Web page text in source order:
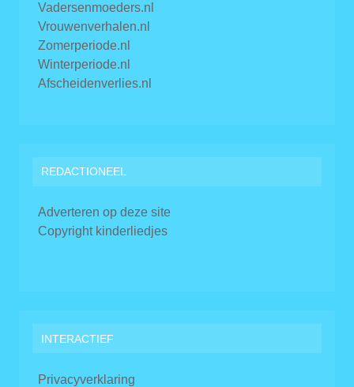
Vadersenmoeders.nl
Vrouwenverhalen.nl
Zomerperiode.nl
Winterperiode.nl
Afscheidenverlies.nl
REDACTIONEEL
Adverteren op deze site
Copyright kinderliedjes
INTERACTIEF
Privacyverklaring